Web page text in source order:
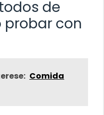
de
con
Comida